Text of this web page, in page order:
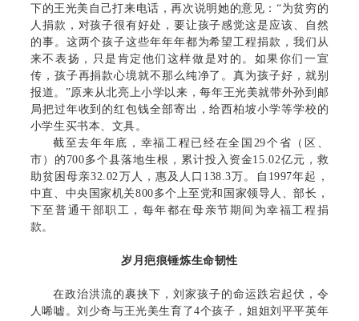
下的王光美自己打来电话，再次说明她的意见：“为贫穷的
人捐款，对孩子很有好处，要让孩子感觉这是应该、自然
的事。这两个孩子这些年年年都为希望工程捐款，我们从
来不表扬，只是肯定他们这样做是对的。如果你们一宣
传，孩子再捐款心境就不那么纯净了。真为孩子好，就别
报道。”原来从北亮上小学以来，每年王光美就带外孙到邮
局把过年收到的红包钱全部寄出，给西柏坡小学等学校的
小学生买书本、文具。
截至去年年底，幸福工程已经在全国29个省（区、
市）的700多个县落地生根，累计投入资金15.02亿元，救
助贫困母亲32.02万人，惠及人口138.3万。自1997年起，
中直、中央国家机关800多个上至党和国家领导人、部长，
下至普通干部职工，每年都在母亲节期间为幸福工程捐
款。
岁月疤痕锤炼生命韧性
在政治洪流的裹挟下，刘家孩子的命运跌宕起伏，令
人唏嘘。刘少奇与王光美生育了4个孩子，姐姐刘平平英年